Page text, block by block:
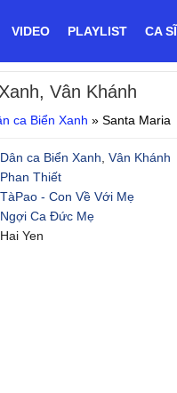
VIDEO PLAYLIST CA SĨ
Vân Khánh
ca Biển Xanh »Santa Maria
Dân ca Biển Xanh Vân Khánh
Phan Thiết
TàPao - Con Về Với Mẹ
Ngợi Ca Đức Mẹ
Hai Yen